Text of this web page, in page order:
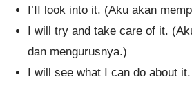
I’II look into it. (Aku akan
I will try and take care of it.
dan mengurusnya.)
I will see what I can do about